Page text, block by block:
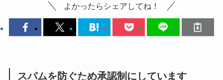
よかったらシェアしてね！
スパムを防ぐため承認制にしています